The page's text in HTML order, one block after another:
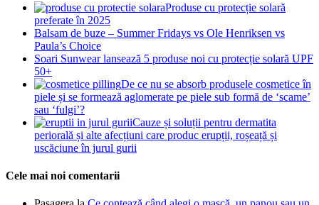
Produse cu protecție solară
preferate în 2025
Balsam de buze – Summer Fridays vs Ole Henriksen vs
Paula’s Choice
Soari Sunwear lansează 5 produse noi cu protecție solară UPF
50+
De ce nu se absorb produsele cosmetice în
piele și se formează aglomerate pe piele sub formă de ‘scame’
sau ‘fulgi’?
Cauze și soluții pentru dermatita
periorală și alte afecțiuni care produc erupții, roșeață și
uscăciune în jurul gurii
Cele mai noi comentarii